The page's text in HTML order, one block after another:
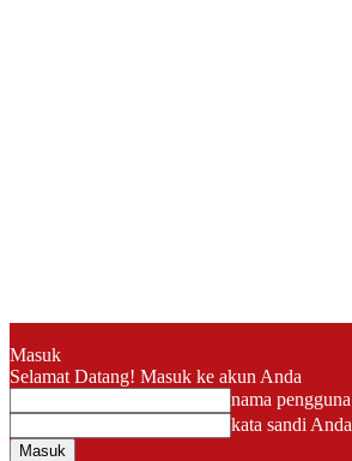
Masuk
Selamat Datang! Masuk ke akun Anda
nama pengguna
kata sandi Anda